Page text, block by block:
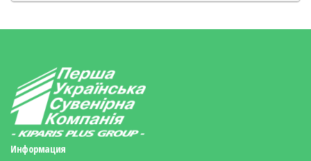
Информация